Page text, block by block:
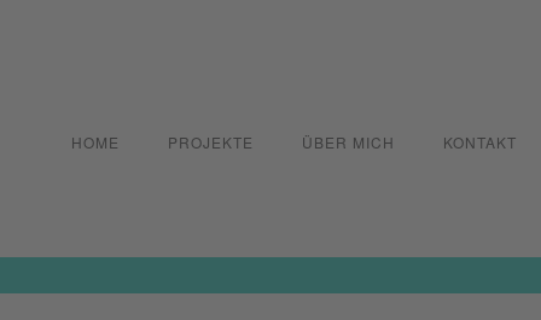
HOME PROJEKTE ÜBER MICH KONTAKT